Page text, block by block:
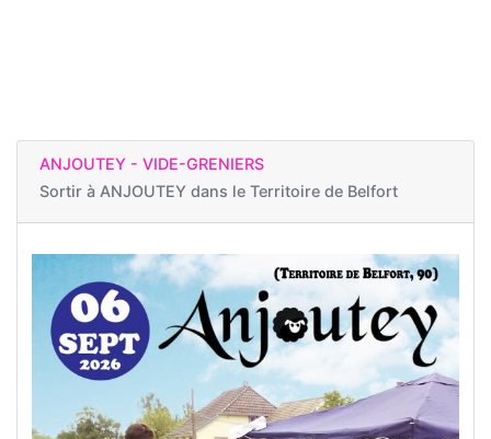
ANJOUTEY - VIDE-GRENIERS
Sortir à ANJOUTEY dans le Territoire de Belfort